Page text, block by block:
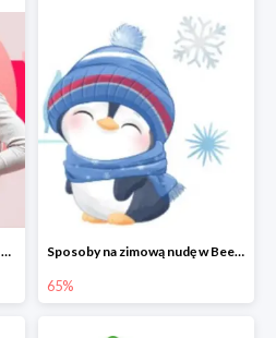
Prezenty na Walentynki w Bee do -50% Sposoby na zimową nudę w Bee do 65%
65%